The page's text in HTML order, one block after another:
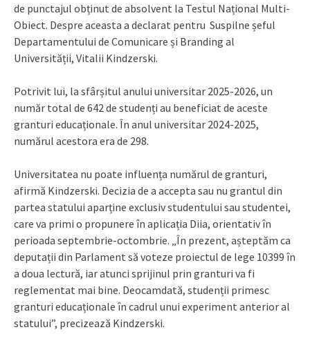
de punctajul obținut de absolvent la Testul Național Multi-
Obiect. Despre aceasta a declarat pentru Suspilne șeful
Departamentului de Comunicare și Branding al
Universității, Vitalii Kindzerski.
Potrivit lui, la sfârșitul anului universitar 2025-2026, un
număr total de 642 de studenți au beneficiat de aceste
granturi educaționale. În anul universitar 2024-2025,
numărul acestora era de 298.
Universitatea nu poate influența numărul de granturi,
afirmă Kindzerski. Decizia de a accepta sau nu grantul din
partea statului aparține exclusiv studentului sau studentei,
care va primi o propunere în aplicația Diia, orientativ în
perioada septembrie-octombrie. „În prezent, așteptăm ca
deputații din Parlament să voteze proiectul de lege 10399 în
a doua lectură, iar atunci sprijinul prin granturi va fi
reglementat mai bine. Deocamdată, studenții primesc
granturi educaționale în cadrul unui experiment anterior al
statului”, precizează Kindzerski.